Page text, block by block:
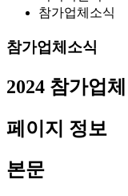
참가업체소식
참가업체소식
2024 참가업체
페이지 정보
본문